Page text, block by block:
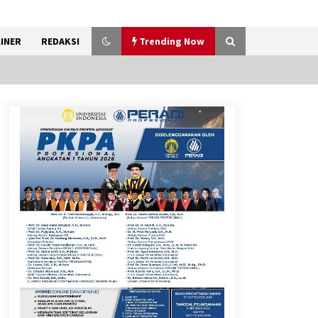
REDAKSI Trending Now
Gebyar Lomba 17 Agustus
RSUD Tigaraksa, Semarakkan
HUT RI dengan Nuansa
Kebersamaan
7 Agustus 2026
Sarana PAUD Diperkuat,
Tangsel Dorong Angka
Partisipasi Sekolah Terus
Meningkat
7 Agustus 2026